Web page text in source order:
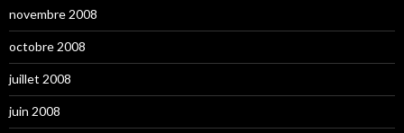
novembre 2008
octobre 2008
juillet 2008
juin 2008